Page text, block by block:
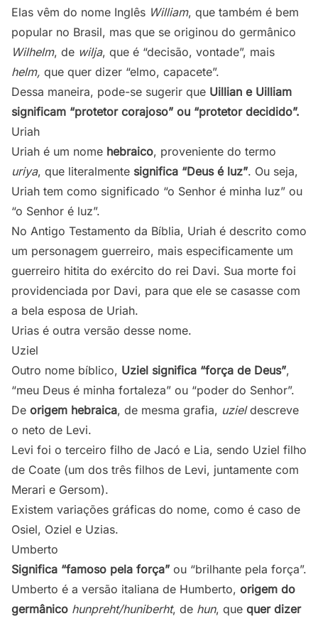
Elas vêm do nome Inglês William, que também é bem
popular no Brasil, mas que se originou do germânico
Wilhelm, de wilja, que é “decisão, vontade”, mais
helm, que quer dizer “elmo, capacete”.
Dessa maneira, pode-se sugerir que Uillian e Uilliam
significam “protetor corajoso” ou “protetor decidido”.
Uriah
Uriah é um nome hebraico, proveniente do termo
uriya, que literalmente significa “Deus é luz”. Ou seja,
Uriah tem como significado “o Senhor é minha luz” ou
“o Senhor é luz”.
No Antigo Testamento da Bíblia, Uriah é descrito como
um personagem guerreiro, mais especificamente um
guerreiro hitita do exército do rei Davi. Sua morte foi
providenciada por Davi, para que ele se casasse com
a bela esposa de Uriah.
Urias é outra versão desse nome.
Uziel
Outro nome bíblico, Uziel significa “força de Deus”,
“meu Deus é minha fortaleza” ou “poder do Senhor”.
De origem hebraica, de mesma grafia, uzieldescreve
o neto de Levi.
Levi foi o terceiro filho de Jacó e Lia, sendo Uziel filho
de Coate (um dos três filhos de Levi, juntamente com
Merari e Gersom).
Existem variações gráficas do nome, como é caso de
Osiel, Oziel e Uzias.
Umberto
Significa “famoso pela força” ou “brilhante pela força”.
Umberto é a versão italiana de Humberto, origem do
germânico hunpreht/huniberht, de hun, que quer dizer